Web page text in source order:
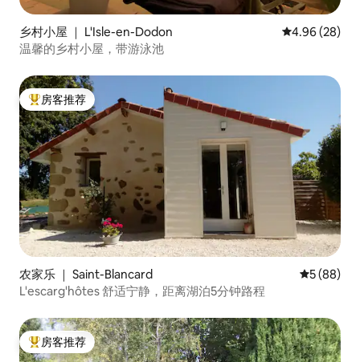
乡村小屋 ｜ L'Isle-en-Dodon 平均评分 4.96
4.96 (28)
温馨的乡村小屋，带游泳池
热门「房客推荐」
房客推荐
农家乐 ｜ Saint-Blancard 平均评分
5 (88)
L'escarg'hôtes 舒适宁静，距离湖泊5分钟路程
热门「房客推荐」
房客推荐